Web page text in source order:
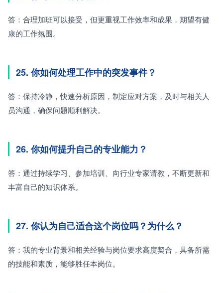
答：合理加班可以接受，但更重视工作效率和成果，期望有健
康的工作氛围。
25. 你如何处理工作中的突发事件？
答：保持冷静，快速分析原因，制定应对方案，及时与相关人
员沟通，确保问题顺利解决。
26. 你如何提升自己的专业能力？
答：通过持续学习、参加培训、向行业专家请教，不断更新和
丰富自己的知识体系。
27. 你认为自己适合这个岗位吗？为什么？
答：我的专业背景和相关经验与岗位要求高度契合，具备所需
的技能和素质，能够胜任本岗位。